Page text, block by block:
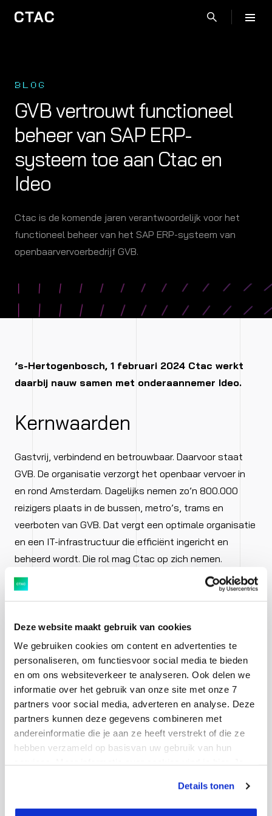
Deze website maakt gebruik van cookies
We gebruiken cookies om content en advertenties te
personaliseren, om functiesvoor social media te bieden
en om ons websiteverkeer te analyseren. Ook delen we
informatie over het gebruik van onze site met onze 7
partners voor social media, adverteren en analyse. Deze
partners kunnen deze gegevens combineren met
andereinformatie die je aan ze heeft verstrekt of die ze
hebben verzameld op basisvan uw gebruik van hun
aanpassen via de CO-knop linksonder. Lees meer over
hoe wij jouw gegevensverwerken in onze privacy- en
Details tonen
BLOG
GVB vertrouwt functioneel
beheer van SAP ERP-
systeem toe aan Ctac en
Ideo
Ctac is de komende jaren verantwoordelijk voor het
functioneel beheer van het SAP ERP-systeem van
openbaarvervoerbedrijf GVB.
’s-Hertogenbosch, 1 februari 2024 Ctac werkt
daarbij nauw samen met onderaannemer Ideo.
Kernwaarden
Gastvrij, verbindend en betrouwbaar. Daarvoor staat
GVB. De organisatie verzorgt het openbaar vervoer in
en rond Amsterdam. Dagelijks nemen zo’n 800.000
reizigers plaats in de bussen, metro’s, trams en
veerboten van GVB. Dat vergt een optimale organisatie
en een IT-infrastructuur die efficiënt ingericht en
beheerd wordt. Die rol mag Ctac op zich nemen.
Ctac en Ideo
Ctac en Ideo zijn de komende jaren verantwoordelijk
voor beheer en optimalisatie van de functionele
bedrijfsprocessen van GVB. Ctac is de hoofdaannemer
en werkt nauw samen met Ideo, dat gespecialiseerd is
in procesoptimalisatie voor service & asset
management.
“We werken al jaren zeer prettig samen met Ideo”, zegt
elkaar perfect aan met onze expertise. We zijn heel blij
dat we ook bij GVB aan de slag mogen met het